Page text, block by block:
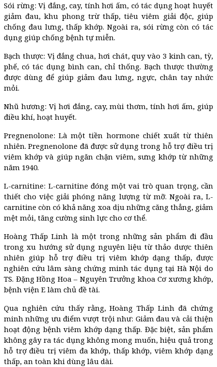
Sói rừng: Vị đắng, cay, tính hơi ấm, có tác dụng hoạt huyết
giảm đau, khu phong trừ thấp, tiêu viêm giải độc, giúp
chống đau lưng, thấp khớp. Ngoài ra, sói rừng còn có tác
dụng giúp chống bệnh tự miễn.
Bạch thược: Vị đắng chua, hơi chát, quy vào 3 kinh can, tỳ,
phế, có tác dụng bình can, chỉ thống. Bạch thược thường
được dùng để giúp giảm đau lưng, ngực, chân tay nhức
mỏi.
Nhũ hương: Vị hơi đắng, cay, mùi thơm, tính hơi ấm, giúp
điều khí, hoạt huyết.
Pregnenolone: Là một tiền hormone chiết xuất từ thiên
nhiên. Pregnenolone đã được sử dụng trong hỗ trợ điều trị
viêm khớp và giúp ngăn chặn viêm, sưng khớp từ những
năm 1940.
L-carnitine: L-carnitine đóng một vai trò quan trọng, cần
thiết cho việc giải phóng năng lượng từ mỡ. Ngoài ra, L-
carnitine còn có khả năng xoa dịu những căng thẳng, giảm
mệt mỏi, tăng cường sinh lực cho cơ thể.
Hoàng Thấp Linh là một trong những sản phẩm đi đầu
trong xu hướng sử dụng nguyên liệu từ thảo dược thiên
nhiên giúp hỗ trợ điều trị viêm khớp dạng thấp, được
nghiên cứu lâm sàng chứng minh tác dụng tại Hà Nội do
TS. Đặng Hồng Hoa – Nguyên Trưởng khoa Cơ xương khớp,
bệnh viện E làm chủ đề tài.
Qua nghiên cứu thấy rằng, Hoàng Thấp Linh đã chứng
minh những ưu điểm vượt trội như: Giảm đau và cải thiện
hoạt động bệnh viêm khớp dạng thấp. Đặc biệt, sản phẩm
không gây ra tác dụng không mong muốn, hiệu quả trong
hỗ trợ điều trị viêm đa khớp, thấp khớp, viêm khớp dạng
thấp, an toàn khi dùng lâu dài.